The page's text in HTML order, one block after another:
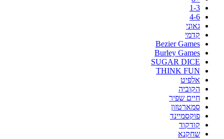
1-3
4-6
גאוני
קדמי
Bezier Games
Burley Games
SUGAR DICE
THINK FUN
אלפיט
הקוביה
חיים שפיר
סמארטזון
פוקסמיינד
קודקוד
שחקנא